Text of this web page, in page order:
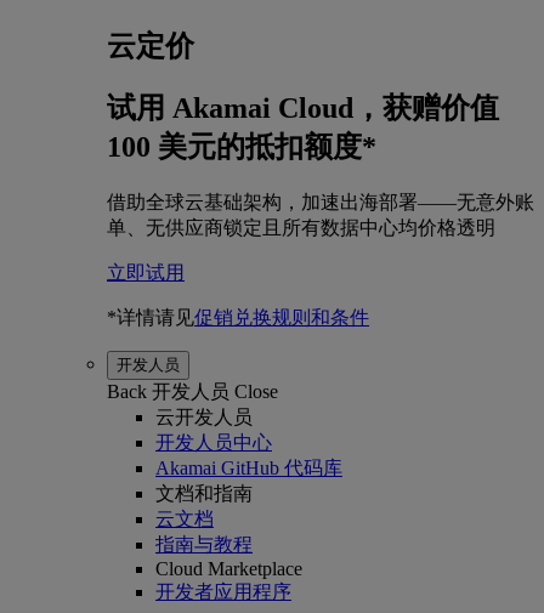
云定价
试用 Akamai Cloud，获赠价值
100 美元的抵扣额度*
借助全球云基础架构，加速出海部署——无意外账
单、无供应商锁定且所有数据中心均价格透明
立即试用
*详情请见促销兑换规则和条件
开发人员
Back 开发人员 Close
云开发人员
开发人员中心
Akamai GitHub 代码库
文档和指南
云文档
指南与教程
Cloud Marketplace
开发者应用程序